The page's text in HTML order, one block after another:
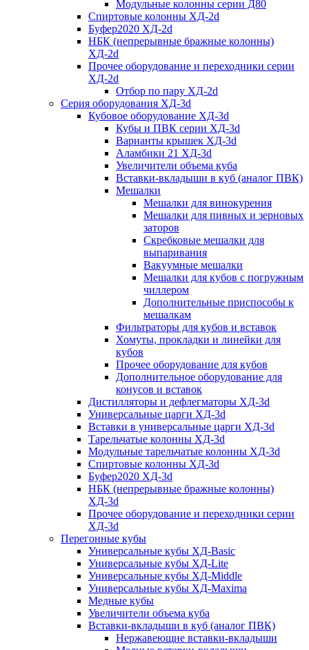
Модульные колонны серии Д80
Спиртовые колонны ХД-2d
Буфер2020 ХД-2d
НБК (непрерывные бражные колонны)
ХД-2d
Прочее оборудование и переходники серии
ХД-2d
Отбор по пару ХД-2d
Серия оборудования ХД-3d
Кубовое оборудование ХД-3d
Кубы и ПВК серии ХД-3d
Варианты крышек ХД-3d
Аламбики 21 ХД-3d
Увеличители объема куба
Вставки-вкладыши в куб (аналог ПВК)
Мешалки
Мешалки для винокурения
Мешалки для пивных и зерновых
заторов
Скребковые мешалки для
выпаривания
Вакуумные мешалки
Мешалки для кубов с погружным
чиллером
Дополнительные приспособы к
мешалкам
Фильтраторы для кубов и вставок
Хомуты, прокладки и линейки для
кубов
Прочее оборудование для кубов
Дополнительное оборудование для
конусов и вставок
Дистилляторы и дефлегматоры ХД-3d
Универсальные царги ХД-3d
Вставки в универсальные царги ХД-3d
Тарельчатые колонны ХД-3d
Модульные тарельчатые колонны ХД-3d
Спиртовые колонны ХД-3d
Буфер2020 ХД-3d
НБК (непрерывные бражные колонны)
ХД-3d
Прочее оборудование и переходники серии
ХД-3d
Перегонные кубы
Универсальные кубы ХД-Basic
Универсальные кубы ХД-Lite
Универсальные кубы ХД-Middle
Универсальные кубы ХД-Maxima
Медные кубы
Увеличители объема куба
Вставки-вкладыши в куб (аналог ПВК)
Нержавеющие вставки-вкладыши